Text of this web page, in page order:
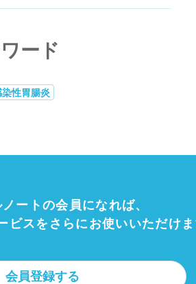
ード
染性胃腸炎
ートの会員になれば、
ビスをさらにお使いいただけ
会員登録する